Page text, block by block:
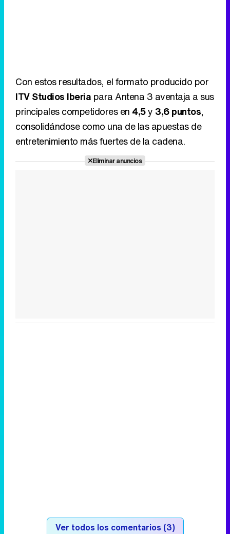
Con estos resultados, el formato producido por
ITV Studios Iberia para Antena 3 aventaja a sus
principales competidores en 4,5y 3,6 puntos,
consolidándose como una de las apuestas de
entretenimiento más fuertes de la cadena.
Eliminar anuncios
Ver todos los comentarios (3)